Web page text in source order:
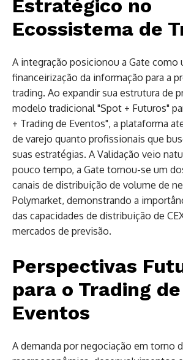
Estratégico no
Ecossistema de
A integração posicionou a Gate como
financeirização da informação para a
trading. Ao expandir sua estrutura de
modelo tradicional "Spot + Futuros"
+ Trading de Eventos", a plataforma
de varejo quanto profissionais que
suas estratégias. A Validação veio
pouco tempo, a Gate tornou-se um
canais de distribuição de volume de
Polymarket, demonstrando a
das capacidades de distribuição de
mercados de previsão.
Perspectivas
para o Trading de
Eventos
A demanda por negociação em torno